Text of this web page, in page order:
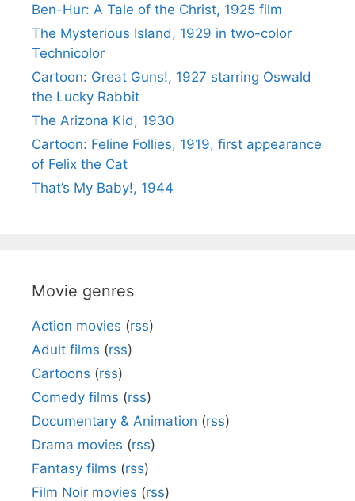
Ben-Hur: A Tale of the Christ, 1925 film
The Mysterious Island, 1929 in two-color
Technicolor
Cartoon: Great Guns!, 1927 starring Oswald
the Lucky Rabbit
The Arizona Kid, 1930
Cartoon: Feline Follies, 1919, first appearance
of Felix the Cat
That’s My Baby!, 1944
Movie genres
Action movies (rss)
Adult films (rss)
Cartoons (rss)
Comedy films (rss)
Documentary & Animation (rss)
Drama movies (rss)
Fantasy films (rss)
Film Noir movies (rss)